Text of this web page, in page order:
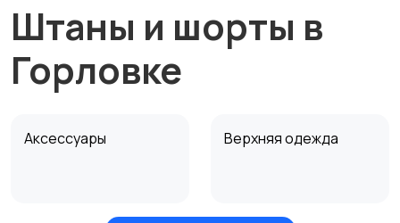
Штаны и шорты в
Горловке
Аксессуары Верхняя одежда